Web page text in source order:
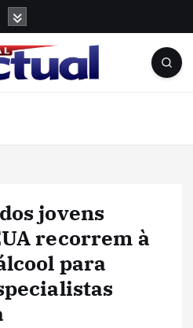
jovens
recorrem à
para